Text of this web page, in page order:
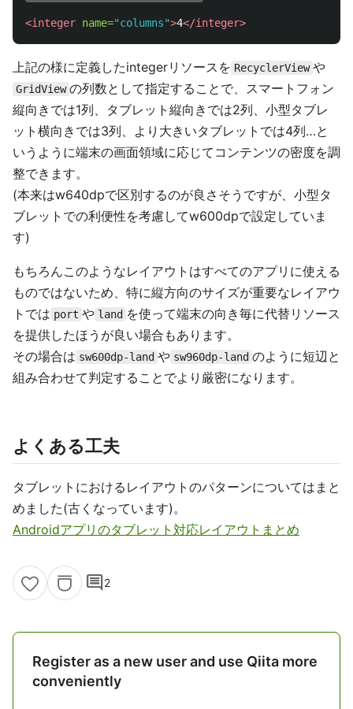
<integer name="columns">4</integer>
上記の様に定義したintegerリソースを RecyclerView や
GridView の列数として指定することで、スマートフォン
縦向きでは1列、タブレット縦向きでは2列、小型タブレ
ット横向きでは3列、より大きいタブレットでは4列…と
いうように端末の画面領域に応じてコンテンツの密度を調
整できます。
(本来はw640dpで区別するのが良さそうですが、小型タ
ブレットでの利便性を考慮してw600dpで設定していま
す)
もちろんこのようなレイアウトはすべてのアプリに使える
ものではないため、特に縦方向のサイズが重要なレイアウ
トでは port や land を使って端末の向き毎に代替リソース
を提供したほうが良い場合もあります。
その場合は sw600dp-land や sw960dp-land のように短辺と
組み合わせて判定することでより厳密になります。
よくある工夫
タブレットにおけるレイアウトのパターンについてはまと
めました(古くなっています)。
Androidアプリのタブレット対応レイアウトまとめ
comment2
Register as a new user and use Qiita more
conveniently